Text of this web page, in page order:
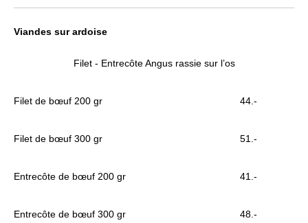
Viandes sur ardoise
Filet - Entrecôte Angus rassie sur l’os
Filet de bœuf 200 gr 44.-
Filet de bœuf 300 gr 51.-
Entrecôte de bœuf 200 gr 41.-
Entrecôte de bœuf 300 gr 48.-